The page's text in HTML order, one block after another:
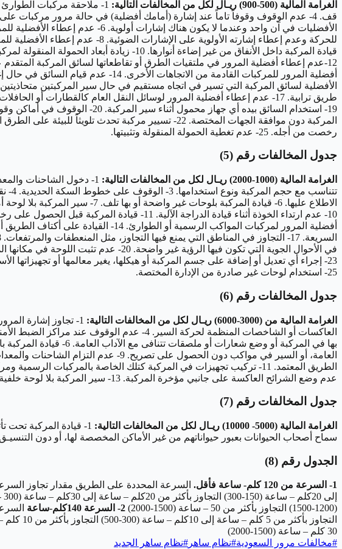
الغرامة المالية (500-900) ريـال لكل من المخالفات التالية:
رخصت من أجله. 25- عدم تغطية الحمولة المنقولة وتثبيتها.
جدول المخالفات رقم (5)
الغرامة المالية (1000-2000) ريـال لكل من المخالفات التالية:
25- استخدام لوحات غير صادرة من الإدارة المختصة.
جدول المخالفات رقم (6)
الغرامة المالية من (3000-6000) ريـال لكل من المخالفات التالية:
عدم وضع الشرائح العاكسة على جانبي مؤخرة المركبة. 13- سير المركبة بلا لوحة خلفية، أو بلا لوحات. 14- طمس لوحات المركبة.
جدول المخالفات رقم (7)
الغرامة المالية (5000- 10000) ريـال لكل من المخالفات التالية:
سماح أصحاب الحيوانات بعبور حيواناتهم من غير الأماكن المخصصة لها، أو دون التنسيـق مع الجهات المختصة. 4- استخدام لوحات غير عائدة للمركبة. 5-
الجدول رقم (8)
1- السرعة من 120 كلم- ساعة فأقل.
(1200-1500) التجاوز بأكثر من 50 – ساعة (1500-2000)
2- السرعة 140كلم-ساعة
30 كلم – ساعة (1500-2000)
#مخالفات مرور السعودية#نظام ساهر #نظام ساهر الجديد